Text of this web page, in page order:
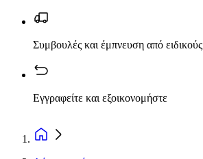
Συμβουλές και έμπνευση από ειδικούς
Εγγραφείτε και εξοικονομήστε